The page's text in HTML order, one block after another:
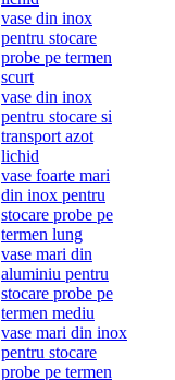
vase din inox
pentru stocare
probe pe termen
scurt
vase din inox
pentru stocare si
transport azot
lichid
vase foarte mari
din inox pentru
stocare probe pe
termen lung
vase mari din
aluminiu pentru
stocare probe pe
termen mediu
vase mari din inox
pentru stocare
probe pe termen